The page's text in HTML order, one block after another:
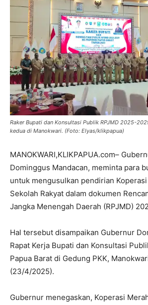
Raker Bupati dan Konsultasi Publik RPJMD 2025-
kedua di Manokwari. (Foto: Elyas/klikpapua)
MANOKWARI,KLIKPAPUA.com–
Dominggus Mandacan, meminta para
untuk mengusulkan pendirian
Sekolah Rakyat dalam dokumen
Jangka Menengah Daerah (RPJMD)
Hal tersebut disampaikan Gubernur
Rapat Kerja Bupati dan Konsultasi
Papua Barat di Gedung PKK,
(23/4/2025).
Gubernur menegaskan, Koperasi